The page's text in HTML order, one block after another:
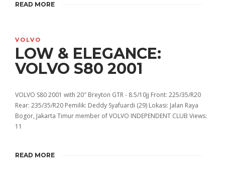
READ MORE
VOLVO
LOW & ELEGANCE:
VOLVO S80 2001
VOLVO S80 2001 with 20″ Breyton GTR - 8.5/10jj Front: 225/35/R20
Rear: 235/35/R20 Pemilik: Deddy Syafuardi (29) Lokasi: Jalan Raya
Bogor, Jakarta Timur member of VOLVO INDEPENDENT CLUB Views:
11
READ MORE